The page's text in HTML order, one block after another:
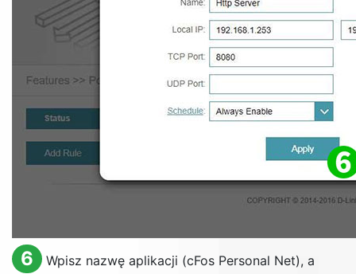
6
Wpisz nazwę aplikacji (cFos Personal Net), a